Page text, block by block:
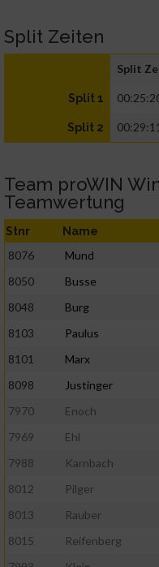
Split Zeiten
Split
Split 1
Split 2
Team proWIN
Teamwertung
Stnr Name
8076 Mund
8050
Busse
8048
Burg
8103
Paulus
8101
Marx
8098
Justinger
7970
Enoch
7969
Ehl
7988
Karnbach
8012
Pilger
8013
Rauber
8015
Reifenberg